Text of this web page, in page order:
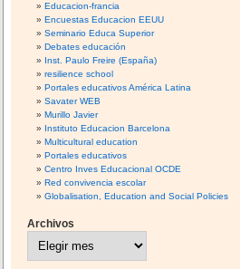
Educacion-francia
Encuestas Educacion EEUU
Seminario Educa Superior
Debates educación
Inst. Paulo Freire (España)
resilience school
Portales educativos América Latina
Savater WEB
Murillo Javier
Instituto Educacion Barcelona
Multicultural education
Portales educativos
Centro Inves Educacional OCDE
Red convivencia escolar
Globalisation, Education and Social Policies
Archivos
h